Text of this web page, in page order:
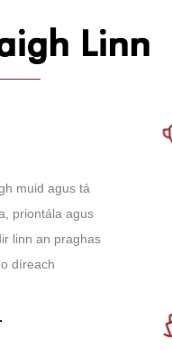
Linn
muid agus tá
priontála agus
linn an praghas
díreach